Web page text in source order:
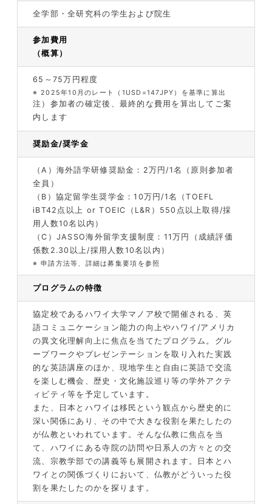
全学部・全研究科の学生および院生
参加費用
（概算）
65～75万円程度
※ 2025年10月のレート（1USD=147JPY）を基準に算出
注）参加者の確定後、最終的な費用を算出してご案
内します
奨励金/奨学金
（A） 海外語学研修奨励金：2万円/1名（原則参加者
全員）
（B） 協定留学生奨学金：10万円/1名（TOEFL
iBT42点以上 or TOEIC（L&R）550点以上取得/採
用人数10名以内）
（C） JASSO海外留学支援制度：11万円（成績評価
係数2.30以上/採用人数10名以内）
※ 申請方法等、詳細は募集要項を参照
プログラムの特徴
協定校であるハワイ大学マノア校で開催される、英
語コミュニケーション能力の向上やハワイ/アメリカ
の異文化理解向上に焦点を当てたプログラム。グル
ープワークやプレゼンテーションを取り入れた実践
的な英語講座のほか、現地学生と自由に英語で交流
を楽しむ機会、歴史・文化施設巡り等の学外アクテ
ィビティ等を予定しています。
また、日本とハワイは移民という観点から歴史的に
深い関係にあり、その中で大きな役割を果たしたの
が仏教といわれています。そんな仏教に焦点を当
て、ハワイにある寺院の訪問や日系人の方々との交
流、宗教学部での講義等も展開されます。日本とハ
ワイとの関係づくりにおいて、仏教がどういった役
割を果たしたのかを探ります。